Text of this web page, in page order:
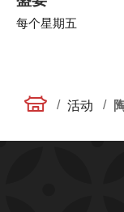
每个星期五
/ 活动 /